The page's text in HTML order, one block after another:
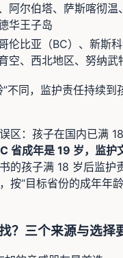
阿尔伯塔、萨斯喀彻温
华王子岛
伦比亚（BC）、新斯
空、西北地区、努纳武
”不同，监护责任持续
区：孩子在国内已满
省成年是 19 岁，监护
的孩子满 18 岁后监护
按“目标省份的成年年
？三个来源与选择